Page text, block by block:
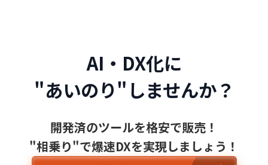
AI・DX化に
"あいのり"しませんか？
開発済のツールを格安で販売！
"相乗り"で爆速DXを実現しましょう！